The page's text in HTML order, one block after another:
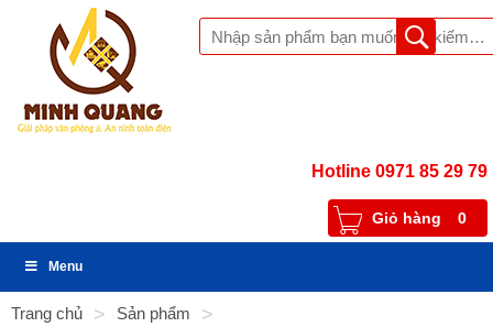
Hotline 0971 85 29 79
Giỏ hàng 0
Menu
Trang chủ > Sản phẩm >